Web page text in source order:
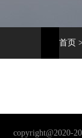
首页
copyright@2020-